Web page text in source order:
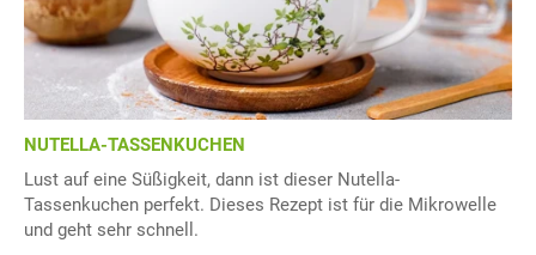
NUTELLA-TASSENKUCHEN
Lust auf eine Süßigkeit, dann ist dieser Nutella-
Tassenkuchen perfekt. Dieses Rezept ist für die Mikrowelle
und geht sehr schnell.